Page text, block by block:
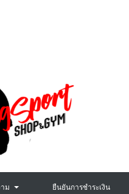
ม ยืนยันการชำระเงิน